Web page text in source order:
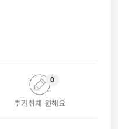
추가취재 원해요
0